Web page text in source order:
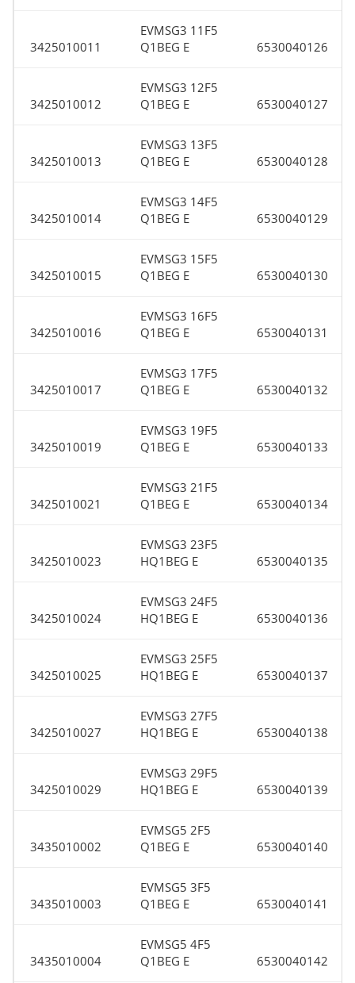
3425010011
EVMSG3 11F5
Q1BEG E
6530040126
3425010012
EVMSG3 12F5
Q1BEG E
6530040127
3425010013
EVMSG3 13F5
Q1BEG E
6530040128
3425010014
EVMSG3 14F5
Q1BEG E
6530040129
3425010015
EVMSG3 15F5
Q1BEG E
6530040130
3425010016
EVMSG3 16F5
Q1BEG E
6530040131
3425010017
EVMSG3 17F5
Q1BEG E
6530040132
3425010019
EVMSG3 19F5
Q1BEG E
6530040133
3425010021
EVMSG3 21F5
Q1BEG E
6530040134
3425010023
EVMSG3 23F5
HQ1BEG E
6530040135
3425010024
EVMSG3 24F5
HQ1BEG E
6530040136
3425010025
EVMSG3 25F5
HQ1BEG E
6530040137
3425010027
EVMSG3 27F5
HQ1BEG E
6530040138
3425010029
EVMSG3 29F5
HQ1BEG E
6530040139
3435010002
EVMSG5 2F5
Q1BEG E
6530040140
3435010003
EVMSG5 3F5
Q1BEG E
6530040141
3435010004
EVMSG5 4F5
Q1BEG E
6530040142